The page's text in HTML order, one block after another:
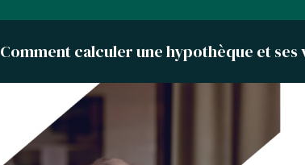
Comment calculer une hypothèque et